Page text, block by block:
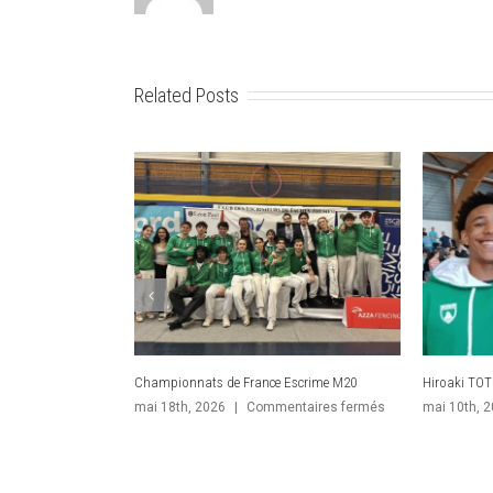
Related Posts
France Séniors : Des Championnats en demi-
teinte
pour Toto